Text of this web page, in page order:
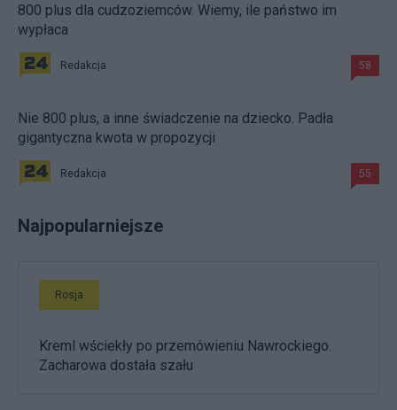
800 plus dla cudzoziemców. Wiemy, ile państwo im
wypłaca
Redakcja 58
Nie 800 plus, a inne świadczenie na dziecko. Padła
gigantyczna kwota w propozycji
Redakcja 55
Najpopularniejsze
Rosja
Kreml wściekły po przemówieniu Nawrockiego.
Zacharowa dostała szału